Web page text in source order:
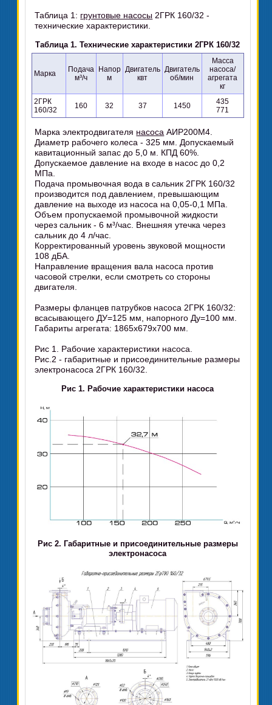
Таблица 1: грунтовые насосы 2ГРК 160/32 -
технические характеристики.
Таблица 1. Технические характеристики 2ГРК 160/32
Марка
Подача
м³/ч
Напор
м
Двигатель
квт
Двигатель
об/мин
Масса
насоса/
агрегата
кг
2ГРК
160/32
160 32 37 1450
435
771
Марка электродвигателя насоса АИР200М4.
Диаметр рабочего колеса - 325 мм. Допускаемый
кавитационный запас до 5,0 м. КПД 60%.
Допускаемое давление на входе в насос до 0,2
МПа.
Подача промывочная вода в сальник 2ГРК 160/32
производится под давлением, превышающим
давление на выходе из насоса на 0,05-0,1 МПа.
Объем пропускаемой промывочной жидкости
через сальник - 6 м³/час. Внешняя утечка через
сальник до 4 л/час.
Корректированный уровень звуковой мощности
108 дБА.
Направление вращения вала насоса против
часовой стрелки, если смотреть со стороны
двигателя.
Размеры фланцев патрубков насоса 2ГРК 160/32:
всасывающего ДУ=125 мм, напорного Ду=100 мм.
Габариты агрегата: 1865х679х700 мм.
Рис 1. Рабочие характеристики насоса.
Рис.2 - габаритные и присоединительные размеры
электронасоса 2ГРК 160/32.
Рис 1. Рабочие характеристики насоса
Рис 2. Габаритные и присоединительные размеры
электронасоса